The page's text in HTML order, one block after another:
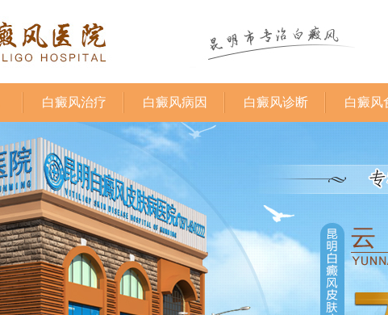
白癜风治疗 白癜风病因 白癜风诊断 白癜风